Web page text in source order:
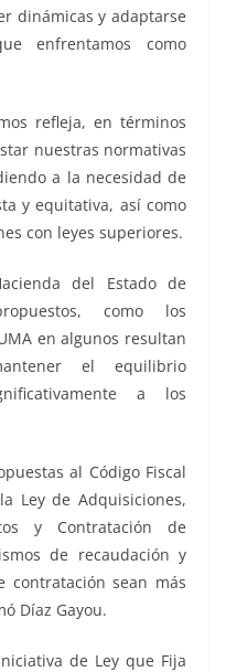
dinámicas y adaptarse
enfrentamos como
refleja, en términos
nuestras normativas
a la necesidad de
y equitativa, así como
con leyes superiores.
del Estado de
como los
en algunos resultan
el equilibrio
a los
al Código Fiscal
Ley de Adquisiciones,
y Contratación de
de recaudación y
contratación sean más
Díaz Gayou.
de Ley que Fija